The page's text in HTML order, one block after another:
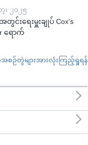
၊ ၂၀၂၅
င်းရေးမှူးချုပ် Cox's
ရောက်
စဉ်တွဲများအားလုံးကြည့်ရှုရန်